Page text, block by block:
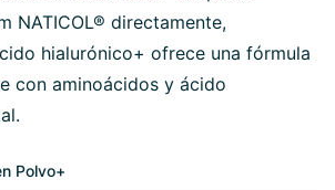
NATICOL® directamente,
hialurónico+ ofrece una fórmula
con aminoácidos y ácido
Polvo+